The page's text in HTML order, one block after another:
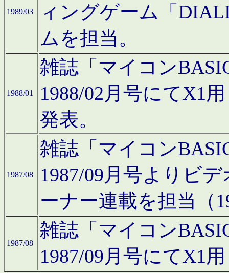
1989/03
ィングゲーム「
ムを担当。
1988/01
雑誌「マイコン
1988/02月号にてX1
発表。
1987/08
雑誌「マイコン
1987/09月号よりビ
ーナー連載を担当（
1987/08
雑誌「マイコン
1987/09月号にてX1